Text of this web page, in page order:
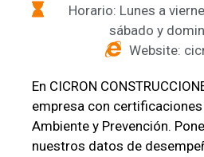
Horario: Lunes a
sábado y
Website:
En CICRON
empresa con
Ambiente y Prevención.
nuestros datos de